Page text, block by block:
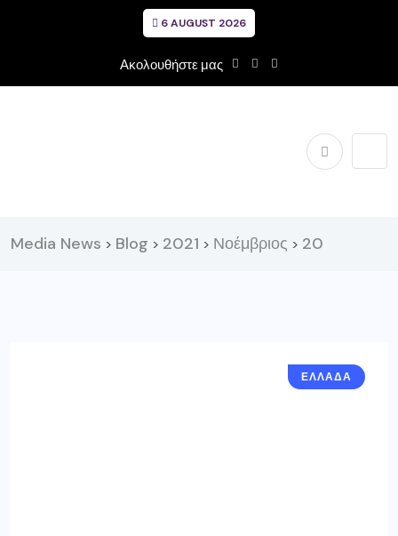
6 AUGUST 2026
Ακολουθήστε μας
Media News > Blog > 2021 > Νοέμβριος > 20
ΕΛΛΑΔΑ